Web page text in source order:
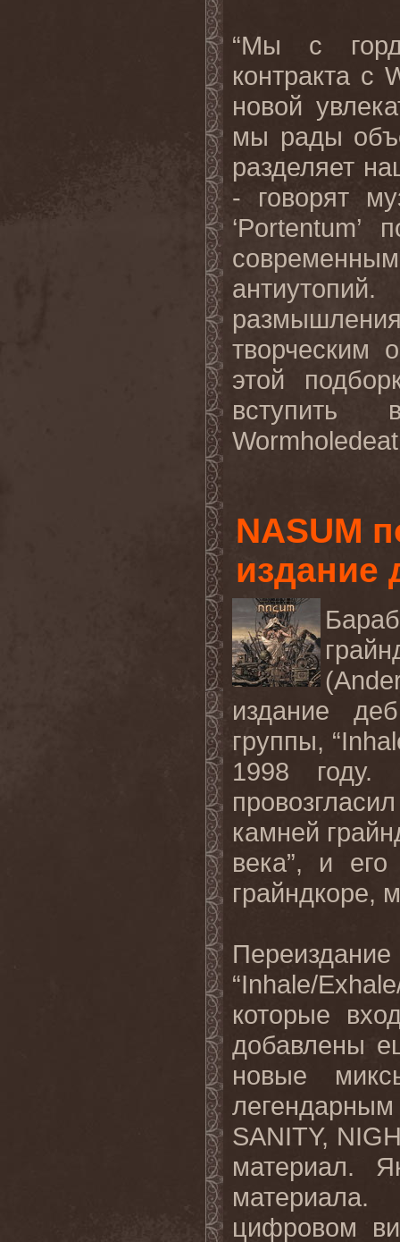
“Мы с
контракта с
новой
мы рады
разделяет
- говорят
‘Portentum’
творческим
этой
NASUM
издание
издание
группы,
1998 году.
камней
века”, и
грайндкоре,
“Inhale/
которые
добавлены
новые
SANITY,
материал.
цифровом